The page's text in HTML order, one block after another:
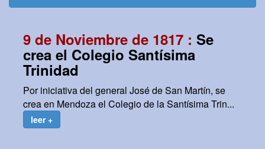
9 de Noviembre de 1817 : Se
crea el Colegio Santísima
Trinidad
Por iniciativa del general José de San Martín, se
crea en Mendoza el Colegio de la Santísima Trin...
leer +